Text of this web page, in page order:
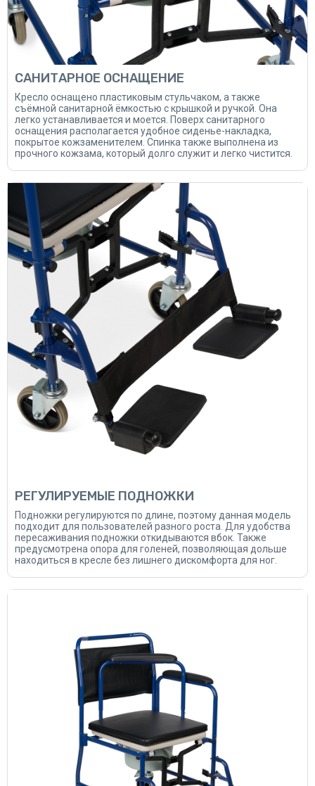
САНИТАРНОЕ ОСНАЩЕНИЕ
Кресло оснащено пластиковым стульчаком, а также
съёмной санитарной ёмкостью с крышкой и ручкой. Она
легко устанавливается и моется. Поверх санитарного
оснащения располагается удобное сиденье-накладка,
покрытое кожзаменителем. Спинка также выполнена из
прочного кожзама, который долго служит и легко чистится.
РЕГУЛИРУЕМЫЕ ПОДНОЖКИ
Подножки регулируются по длине, поэтому данная модель
подходит для пользователей разного роста. Для удобства
пересаживания подножки откидываются вбок. Также
предусмотрена опора для голеней, позволяющая дольше
находиться в кресле без лишнего дискомфорта для ног.